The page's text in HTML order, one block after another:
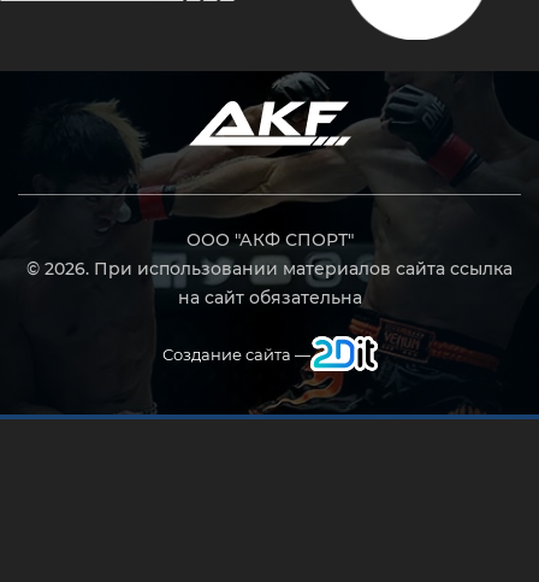
ООО "АКФ СПОРТ"
© 2026. При использовании материалов сайта ссылка
на сайт обязательна
Создание сайта —